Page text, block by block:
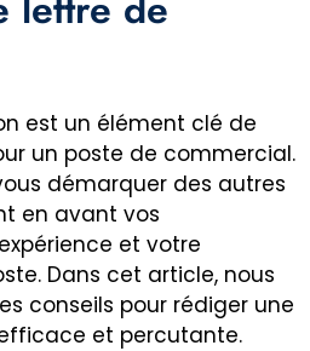
est un élément clé de
un poste de commercial.
démarquer des autres
en avant vos
et votre
Dans cet article, nous
conseils pour rédiger une
et percutante.